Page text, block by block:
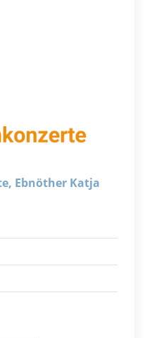
Ebnöther Katja